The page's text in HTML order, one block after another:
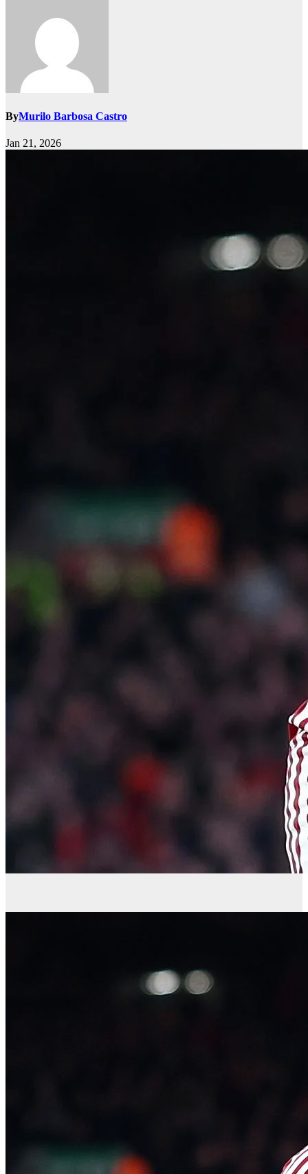
ByMurilo Barbosa Castro
Jan 21, 2026